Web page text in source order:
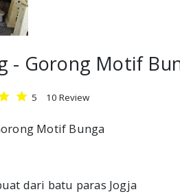
- Gorong Motif
5 10 Review
Motif Bunga
dari batu paras Jogja